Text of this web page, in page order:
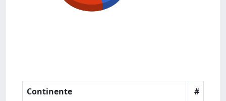
Continente
#